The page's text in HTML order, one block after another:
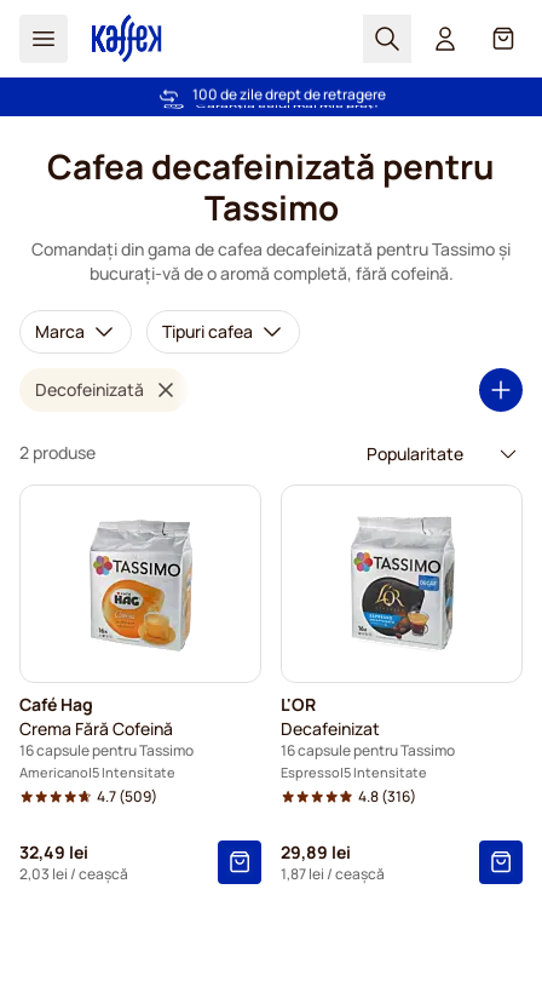
Cautare Coș
Livrare gratuită la comenzi de peste 249,00 Lei
100 de zile drept de retragere
Cafea decafeinizată pentru
Tassimo
Comandați din gama de cafea decafeinizată pentru Tassimo și
bucurați-vă de o aromă completă, fără cofeină.
Marca Tipuri cafea
Decofeinizată
2 produse
Café Hag
Crema Fără Cofeină
16 capsule pentru Tassimo
Americano 5 Intensitate
4.7(509)
32,49 lei
2,03 lei / ceașcă
L'OR
Decafeinizat
16 capsule pentru Tassimo
Espresso 5 Intensitate
4.8(316)
29,89 lei
1,87 lei / ceașcă